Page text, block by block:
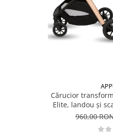
Cărucior
Elite, landou și
suspensii,960,00